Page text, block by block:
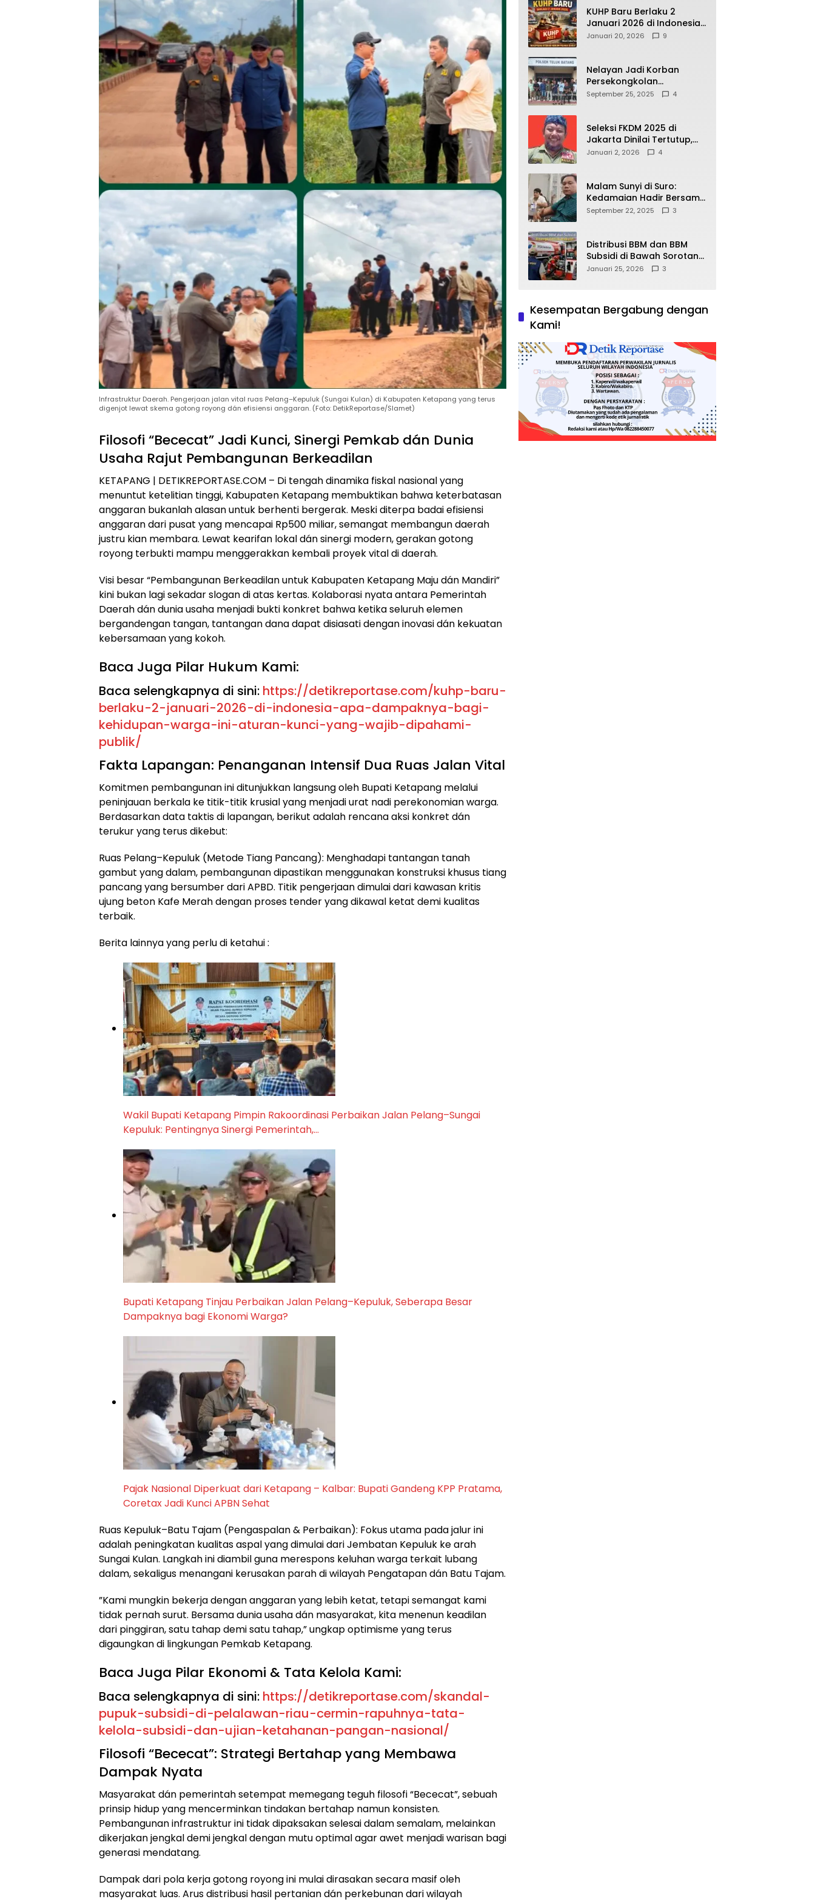
Infrastruktur Daerah. Pengerjaan jalan vital ruas Pelang–Kepuluk (Sungai Kulan) di Kabupaten Ketapang yang terus
digenjot lewat skema gotong royong dán efisiensi anggaran. (Foto: DetikReportase/Slamet)
Filosofi “Bececat” Jadi Kunci, Sinergi Pemkab dán Dunia
Usaha Rajut Pembangunan Berkeadilan
​KETAPANG | DETIKREPORTASE.COM – Di tengah dinamika fiskal nasional yang
menuntut ketelitian tinggi, Kabupaten Ketapang membuktikan bahwa keterbatasan
anggaran bukanlah alasan untuk berhenti bergerak. Meski diterpa badai efisiensi
anggaran dari pusat yang mencapai Rp500 miliar, semangat membangun daerah
justru kian membara. Lewat kearifan lokal dán sinergi modern, gerakan gotong
royong terbukti mampu menggerakkan kembali proyek vital di daerah.
​Visi besar “Pembangunan Berkeadilan untuk Kabupaten Ketapang Maju dán Mandiri”
kini bukan lagi sekadar slogan di atas kertas. Kolaborasi nyata antara Pemerintah
Daerah dán dunia usaha menjadi bukti konkret bahwa ketika seluruh elemen
bergandengan tangan, tantangan dana dapat disiasati dengan inovasi dán kekuatan
kebersamaan yang kokoh.
​Baca Juga Pilar Hukum Kami:
Baca selengkapnya di sini: https://detikreportase.com/kuhp-baru-
berlaku-2-januari-2026-di-indonesia-apa-dampaknya-bagi-
kehidupan-warga-ini-aturan-kunci-yang-wajib-dipahami-
publik/
​Fakta Lapangan: Penanganan Intensif Dua Ruas Jalan Vital
​Komitmen pembangunan ini ditunjukkan langsung oleh Bupati Ketapang melalui
peninjauan berkala ke titik-titik krusial yang menjadi urat nadi perekonomian warga.
Berdasarkan data taktis di lapangan, berikut adalah rencana aksi konkret dán
terukur yang terus dikebut:
​Ruas Pelang–Kepuluk (Metode Tiang Pancang): Menghadapi tantangan tanah
gambut yang dalam, pembangunan dipastikan menggunakan konstruksi khusus tiang
pancang yang bersumber dari APBD. Titik pengerjaan dimulai dari kawasan kritis
ujung beton Kafe Merah dengan proses tender yang dikawal ketat demi kualitas
terbaik.
Berita lainnya yang perlu di ketahui :
Wakil Bupati Ketapang Pimpin Rakoordinasi Perbaikan Jalan Pelang–Sungai
Kepuluk: Pentingnya Sinergi Pemerintah,…
Bupati Ketapang Tinjau Perbaikan Jalan Pelang–Kepuluk, Seberapa Besar
Dampaknya bagi Ekonomi Warga?
Pajak Nasional Diperkuat dari Ketapang – Kalbar: Bupati Gandeng KPP Pratama,
Coretax Jadi Kunci APBN Sehat
​Ruas Kepuluk–Batu Tajam (Pengaspalan & Perbaikan): Fokus utama pada jalur ini
adalah peningkatan kualitas aspal yang dimulai dari Jembatan Kepuluk ke arah
Sungai Kulan. Langkah ini diambil guna merespons keluhan warga terkait lubang
dalam, sekaligus menangani kerusakan parah di wilayah Pengatapan dán Batu Tajam.
​”Kami mungkin bekerja dengan anggaran yang lebih ketat, tetapi semangat kami
tidak pernah surut. Bersama dunia usaha dán masyarakat, kita menenun keadilan
dari pinggiran, satu tahap demi satu tahap,” ungkap optimisme yang terus
digaungkan di lingkungan Pemkab Ketapang.
​Baca Juga Pilar Ekonomi & Tata Kelola Kami:
Baca selengkapnya di sini: https://detikreportase.com/skandal-
pupuk-subsidi-di-pelalawan-riau-cermin-rapuhnya-tata-
kelola-subsidi-dan-ujian-ketahanan-pangan-nasional/
​Filosofi “Bececat”: Strategi Bertahap yang Membawa
Dampak Nyata
​Masyarakat dán pemerintah setempat memegang teguh filosofi “Bececat”, sebuah
prinsip hidup yang mencerminkan tindakan bertahap namun konsisten.
Pembangunan infrastruktur ini tidak dipaksakan selesai dalam semalam, melainkan
dikerjakan jengkal demi jengkal dengan mutu optimal agar awet menjadi warisan bagi
generasi mendatang.
​Dampak dari pola kerja gotong royong ini mulai dirasakan secara masif oleh
masyarakat luas. Arus distribusi hasil pertanian dán perkebunan dari wilayah
KUHP Baru Berlaku 2
Januari 2026 di Indonesia,
Apa Dampaknya bagi
Dipahami Publik
Januari 20, 2026 9
Nelayan Jadi Korban
Persekongkolan
Penyelewengan BBM
September 25, 2025 4
Seleksi FKDM 2025 di
Jakarta Dinilai Tertutup,
Transparansi
Januari 2, 2026 4
Malam Sunyi di Suro:
Kedamaian Hadir Bersama
Secangkir Kopi Hangat
September 22, 2025 3
Distribusi BBM dan BBM
Subsidi di Bawah Sorotan
Publik: Antara Kepentingan
Januari 25, 2026 3
Kesempatan Bergabung dengan
Kami!